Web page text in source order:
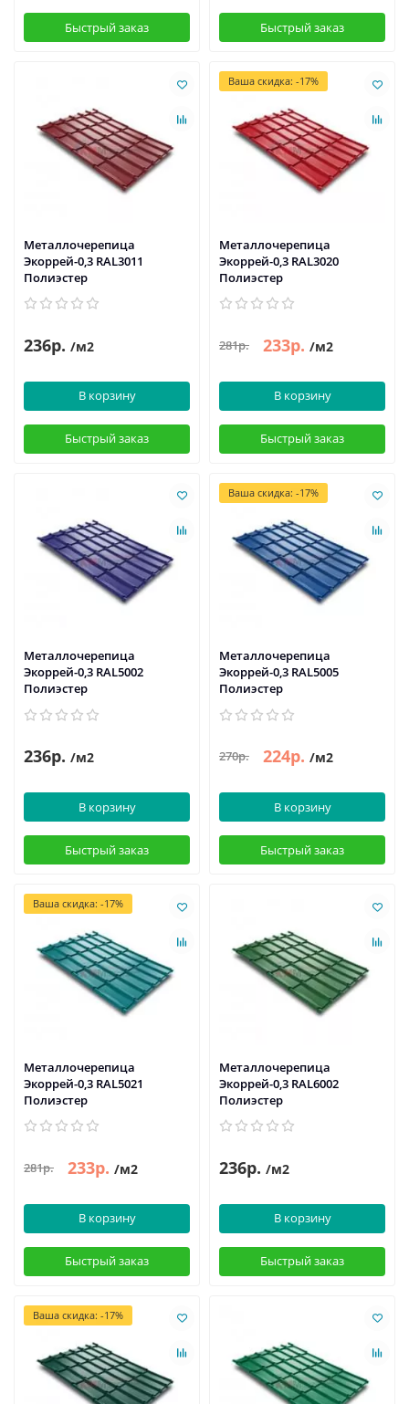
Быстрый заказ Быстрый заказ
Металлочерепица
Экоррей-0,3 RAL3011
Полиэстер
236р. /м2
В корзину
Быстрый заказ
Ваша скидка: -17%
Металлочерепица
Экоррей-0,3 RAL3020
Полиэстер
281р. 233р. /м2
В корзину
Быстрый заказ
Металлочерепица
Экоррей-0,3 RAL5002
Полиэстер
236р. /м2
В корзину
Быстрый заказ
Ваша скидка: -17%
Металлочерепица
Экоррей-0,3 RAL5005
Полиэстер
270р. 224р. /м2
В корзину
Быстрый заказ
Ваша скидка: -17%
Металлочерепица
Экоррей-0,3 RAL5021
Полиэстер
281р. 233р. /м2
В корзину
Быстрый заказ
Металлочерепица
Экоррей-0,3 RAL6002
Полиэстер
236р. /м2
В корзину
Быстрый заказ
Ваша скидка: -17%